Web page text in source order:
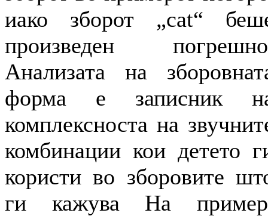
иако зборот „cat“
произведен
Анализата на
форма е записник
комплексноста на
комбинации кои детето
користи во зборовите
ги кажува На